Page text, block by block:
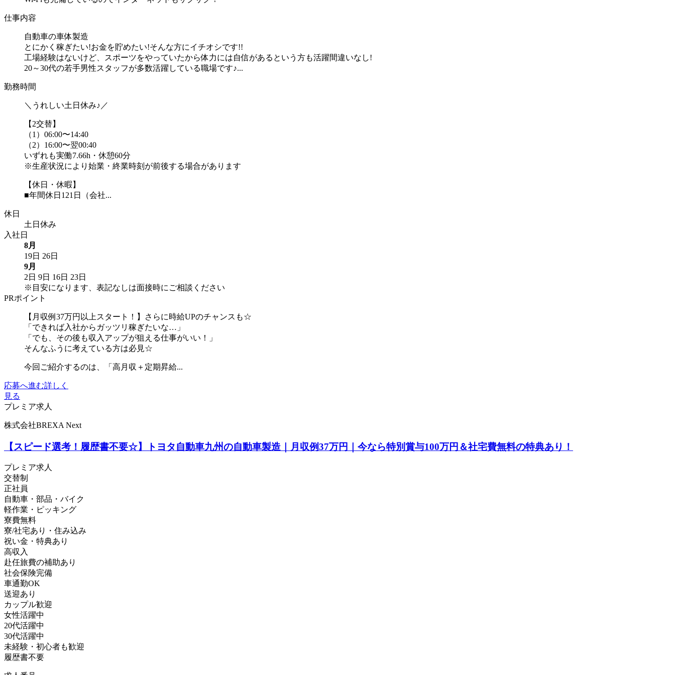
仕事内容
自動車の車体製造
とにかく稼ぎたい!お金を貯めたい!そんな方にイチオシです!!
工場経験はないけど、スポーツをやっていたから体力には自信があるという方も活躍間違いなし!
20～30代の若手男性スタッフが多数活躍している職場です♪...
勤務時間
＼うれしい土日休み♪／
【2交替】
（1）06:00〜14:40
（2）16:00〜翌00:40
いずれも実働7.66h・休憩60分
※生産状況により始業・終業時刻が前後する場合があります
【休日・休暇】
■年間休日121日（会社...
休日
土日休み
入社日
8月
19日 26日
9月
2日 9日 16日 23日
※目安になります、表記なしは面接時にご相談ください
PRポイント
【月収例37万円以上スタート！】さらに時給UPのチャンスも☆
「できれば入社からガッツリ稼ぎたいな…」
「でも、その後も収入アップが狙える仕事がいい！」
そんなふうに考えている方は必見☆
今回ご紹介するのは、「高月収＋定期昇給...
応募へ進む詳しく
見る
プレミア求人
株式会社BREXA Next
【スピード選考！履歴書不要☆】トヨタ自動車九州の自動車製造｜月収例37万円｜今なら特別賞与100万円＆社宅費無料の特典あり！
プレミア求人
交替制
正社員
自動車・部品・バイク
軽作業・ピッキング
寮費無料
寮/社宅あり・住み込み
祝い金・特典あり
高収入
赴任旅費の補助あり
社会保険完備
車通勤OK
送迎あり
カップル歓迎
女性活躍中
20代活躍中
30代活躍中
未経験・初心者も歓迎
履歴書不要